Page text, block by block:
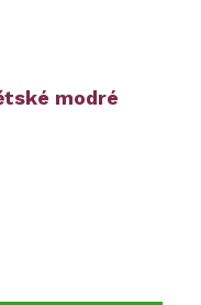
modré